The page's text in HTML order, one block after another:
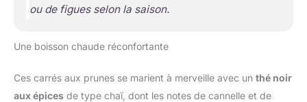
ou de figues selon la saison.
Une boisson chaude réconfortante
Ces carrés aux prunes se marient à merveille avec un thé noir
aux épices de type chaï, dont les notes de cannelle et de